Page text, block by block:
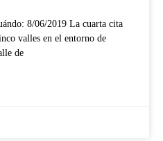
8/06/2019 La cuarta cita
valles en el entorno de
de